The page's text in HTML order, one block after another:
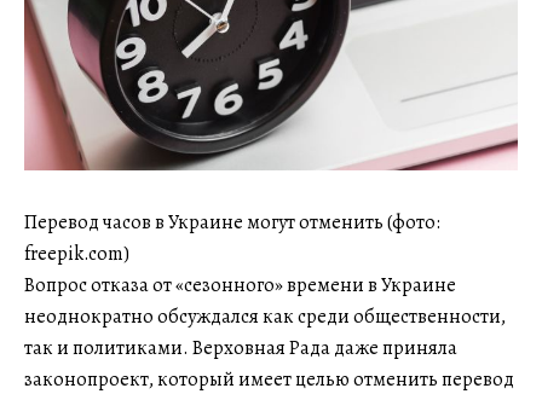
Перевод часов в Украине могут отменить (фото:
freepik.com)
Вопрос отказа от «сезонного» времени в Украине
неоднократно обсуждался как среди общественности,
так и политиками. Верховная Рада даже приняла
законопроект, который имеет целью отменить перевод